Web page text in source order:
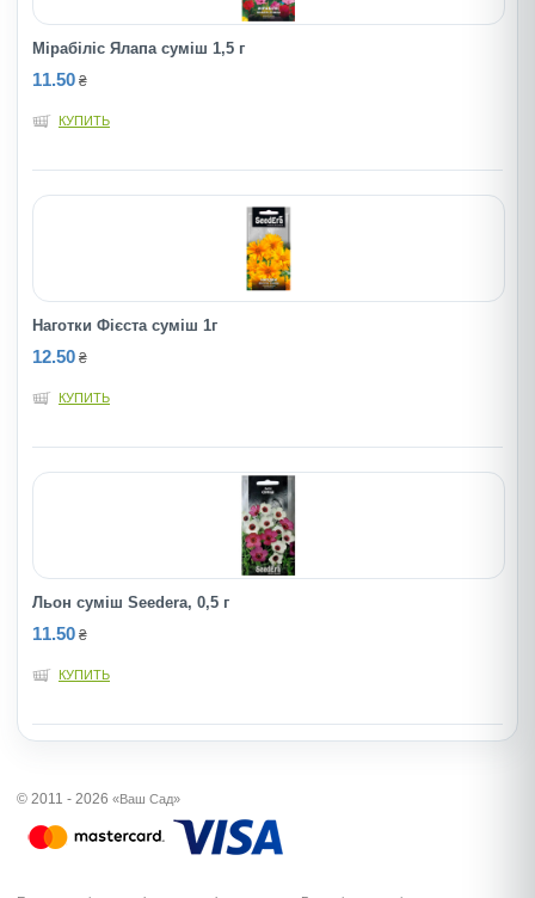
Мірабіліс Ялапа суміш 1,5 г
11.50 ₴
КУПИТЬ
Наготки Фієста суміш 1г
12.50 ₴
КУПИТЬ
Льон суміш Seedera, 0,5 г
11.50 ₴
КУПИТЬ
© 2011 - 2026 «Ваш Сад»